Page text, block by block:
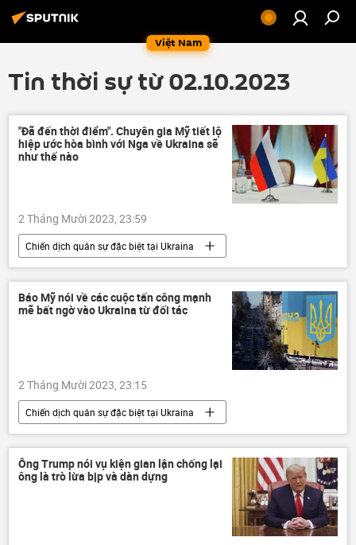
Việt Nam
Tin thời sự từ 02.10.2023
"Đã đến thời điểm". Chuyên gia Mỹ tiết lộ
hiệp ước hòa bình với Nga về Ukraina sẽ
như thế nào
2 Tháng Mười 2023, 23:59
Chiến dịch quân sự đặc biệt tại Ukraina
Nga
Cuộc khủng hoảng ở Ukraina
Ukraina
xung đột quân sự
Chính trị
Thế giới đàm phán
Báo Mỹ nói về các cuộc tấn công mạnh
mẽ bất ngờ vào Ukraina từ đối tác
2 Tháng Mười 2023, 23:15
Chiến dịch quân sự đặc biệt tại Ukraina
Cuộc khủng hoảng ở Ukraina
Ukraina
Thế giới
Chính trị
phương Tây
viện trợ
Ông Trump nói vụ kiện gian lận chống lại
ông là trò lừa bịp và dàn dựng